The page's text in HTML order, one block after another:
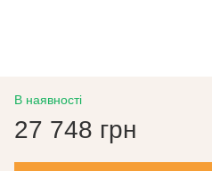
В наявності
27 748 грн